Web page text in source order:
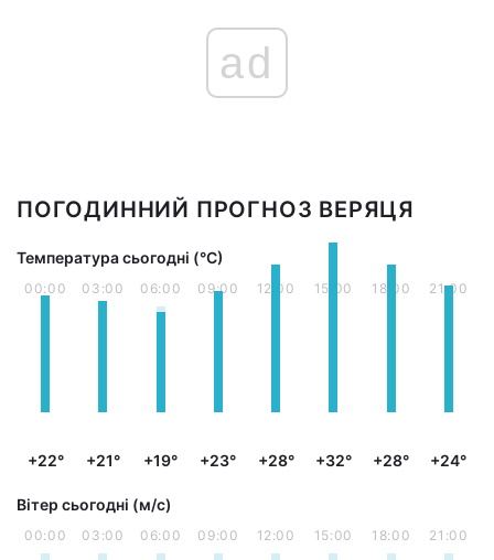
ad
ПОГОДИННИЙ ПРОГНОЗ ВЕРЯЦЯ
Температура сьогодні (°С)
00:00
+22°
03:00
+21°
06:00
+19°
09:00
+23°
12:00
+28°
15:00
+32°
18:00
+28°
21:00
+24°
Вітер сьогодні (м/с)
00:00 03:00 06:00 09:00 12:00 15:00 18:00 21:00